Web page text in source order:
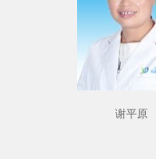
谢平原